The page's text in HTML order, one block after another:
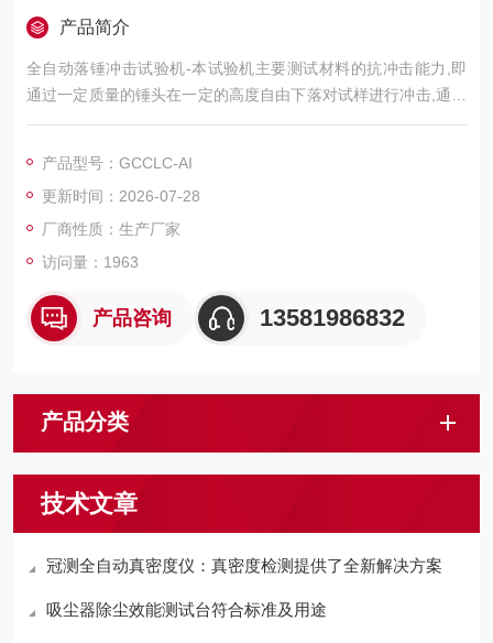
产品简介
全自动落锤冲击试验机-本试验机主要测试材料的抗冲击能力,即
通过一定质量的锤头在一定的高度自由下落对试样进行冲击,通过
高速率同步采集锤头对试样冲击接触后的数据,分析试样的抗冲击
产品型号：GCCLC-AI
更新时间：2026-07-28
厂商性质：生产厂家
访问量：1963
产品咨询 13581986832
产品分类
技术文章
冠测全自动真密度仪：真密度检测提供了全新解决方案
吸尘器除尘效能测试台符合标准及用途